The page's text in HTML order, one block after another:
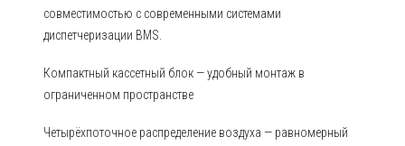
совместимостью с современными системами
диспетчеризации BMS.
Компактный кассетный блок — удобный монтаж в
ограниченном пространстве
Четырёхпоточное распределение воздуха — равномерный